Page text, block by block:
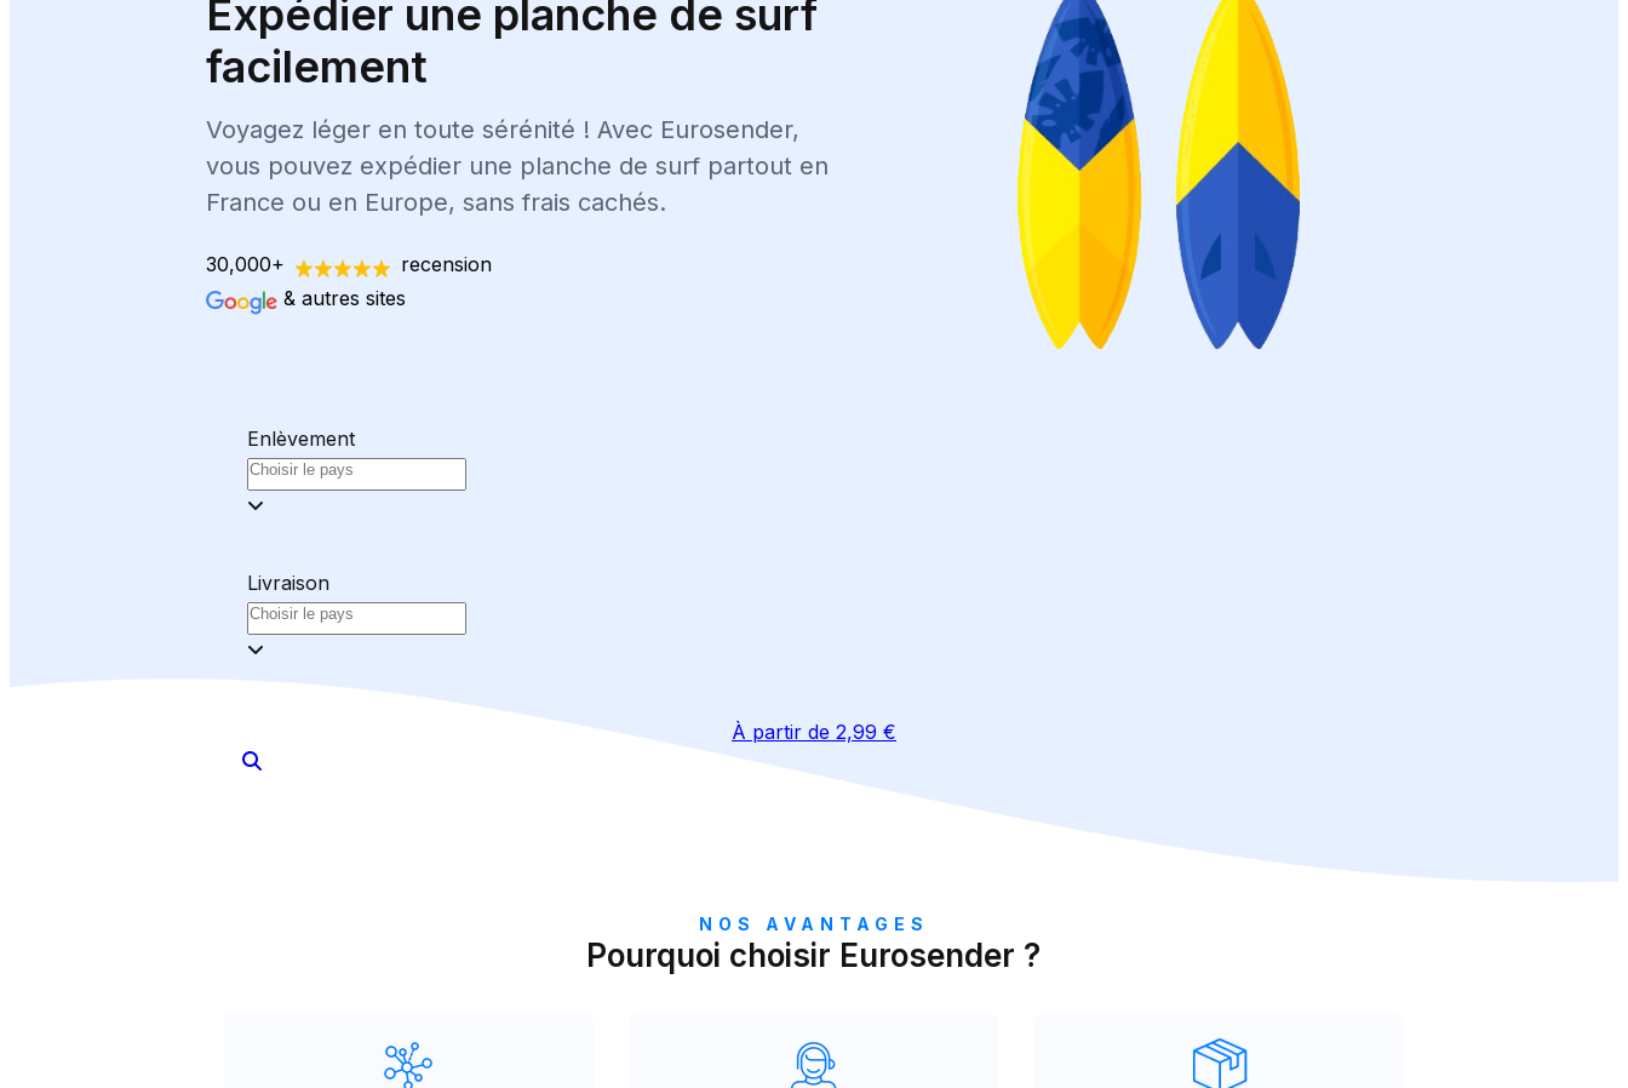
Expédier une planche de surf
facilement
Voyagez léger en toute sérénité ! Avec Eurosender,
vous pouvez expédier une planche de surf partout en
France ou en Europe, sans frais cachés.
30,000+
recension
& autres sites
Enlèvement
Livraison
À partir de 2,99 €
NOS AVANTAGES
Pourquoi choisir Eurosender ?